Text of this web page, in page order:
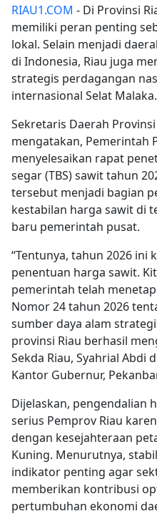
RIAU1.COM - Di Provinsi
memiliki peran penting
lokal. Selain menjadi
di Indonesia, Riau juga
strategis perdagangan
internasional Selat Malaka.
Sekretaris Daerah
mengatakan, Pemerintah
menyelesaikan rapat
segar (TBS) sawit tahun
tersebut menjadi bagian
kestabilan harga sawit di
baru pemerintah pusat.
“Tentunya, tahun 2026 ini
penentuan harga sawit.
pemerintah telah
Nomor 24 tahun 2026
sumber daya alam
provinsi Riau berhasil
Sekda Riau, Syahrial Abdi
Kantor Gubernur,
Dijelaskan, pengendalian
serius Pemprov Riau
dengan kesejahteraan
Kuning. Menurutnya,
indikator penting agar
memberikan kontribusi
pertumbuhan ekonomi